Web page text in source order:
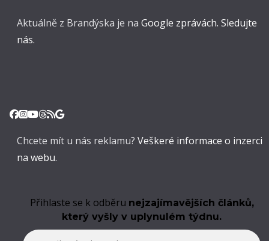
Aktuálně z Brandýska je na Google zprávách. Sledujte
nás.
Chcete mít u nás reklamu? Veškeré informace o inzerci
na webu.
Přihlaste se k odběru nejzajímavějších článků,
který vyšly v uplynulém týdnu.